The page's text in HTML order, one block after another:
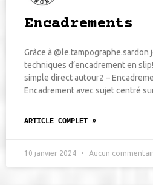
Encadrements
Grâce à @le.tampographe.sardon
techniques d’encadrement en slip!
simple direct autour2 –
Encadrement avec sujet centré
ARTICLE COMPLET »
10 janvier 2024 Aucun